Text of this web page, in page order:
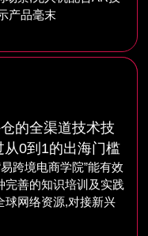
产品毫末
的全渠道技术技
0到1的出海门槛
跨境电商学院”能有效
完善的知识培训及实践
球网络资源,对接新兴